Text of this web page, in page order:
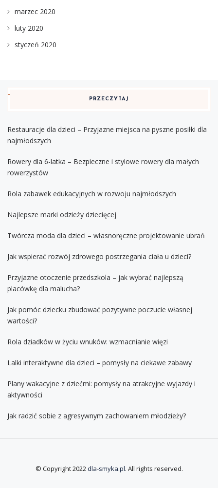
marzec 2020
luty 2020
styczeń 2020
PRZECZYTAJ
Restauracje dla dzieci – Przyjazne miejsca na pyszne posiłki dla
najmłodszych
Rowery dla 6-latka – Bezpieczne i stylowe rowery dla małych
rowerzystów
Rola zabawek edukacyjnych w rozwoju najmłodszych
Najlepsze marki odzieży dziecięcej
Twórcza moda dla dzieci – własnoręczne projektowanie ubrań
Jak wspierać rozwój zdrowego postrzegania ciała u dzieci?
Przyjazne otoczenie przedszkola – jak wybrać najlepszą
placówkę dla malucha?
Jak pomóc dziecku zbudować pozytywne poczucie własnej
wartości?
Rola dziadków w życiu wnuków: wzmacnianie więzi
Lalki interaktywne dla dzieci – pomysły na ciekawe zabawy
Plany wakacyjne z dziećmi: pomysły na atrakcyjne wyjazdy i
aktywności
Jak radzić sobie z agresywnym zachowaniem młodzieży?
© Copyright 2022 dla-smyka.pl. All rights reserved.